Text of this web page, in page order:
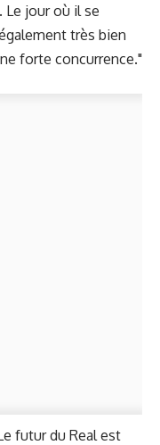
jour où il se
très bien
forte concurrence."
futur du Real est